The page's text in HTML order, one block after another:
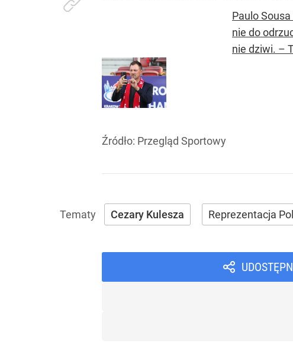
Paulo
nie do
nie dziwi. –
Źródło: Przegląd Sportowy
Cezary Kulesza Reprezentacja